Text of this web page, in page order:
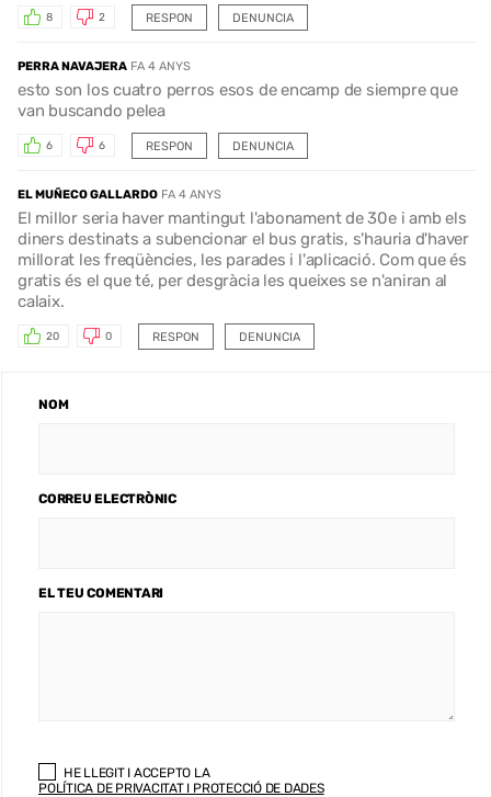
RESPON
8 2 DENUNCIA
PERRA NAVAJERA FA 4 ANYS
esto son los cuatro perros esos de encamp de siempre que
van buscando pelea
RESPON
6 6 DENUNCIA
EL MUÑECO GALLARDO FA 4 ANYS
El millor seria haver mantingut l'abonament de 30e i amb els
diners destinats a subencionar el bus gratis, s'hauria d'haver
millorat les freqüències, les parades i l'aplicació. Com que és
gratis és el que té, per desgràcia les queixes se n'aniran al
calaix.
RESPON
20 0 DENUNCIA
NOM
CORREU ELECTRÒNIC
EL TEU COMENTARI
HE LLEGIT I ACCEPTO LA
POLÍTICA DE PRIVACITAT I PROTECCIÓ DE DADES